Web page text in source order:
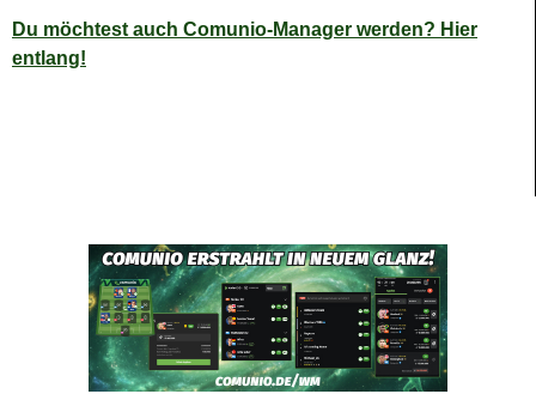
Du möchtest auch Comunio-Manager werden? Hier
entlang!